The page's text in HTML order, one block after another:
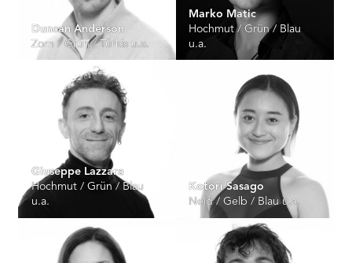
Duncan Anderson
Zorn / Grün / Türkis u.a.
Marko Matic
Hochmut / Grün / Blau
u.a.
Giuseppe Lazzara
Hochmut / Grün / Blau
u.a.
Kotori Sasago
Neid / Gelb / Blau u.a.